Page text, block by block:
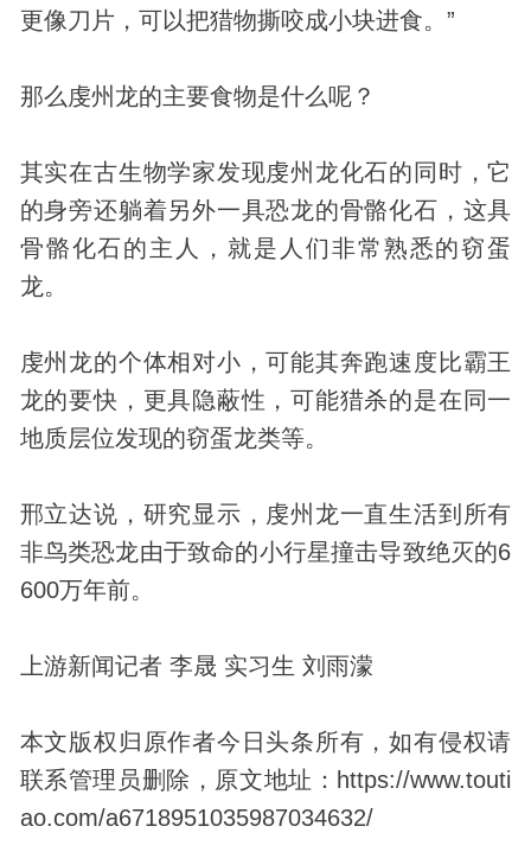
更像刀片，可以把猎物撕咬成小块进食。”
那么虔州龙的主要食物是什么呢？
其实在古生物学家发现虔州龙化石的同时，它
的身旁还躺着另外一具恐龙的骨骼化石，这具
骨骼化石的主人，就是人们非常熟悉的窃蛋
龙。
虔州龙的个体相对小，可能其奔跑速度比霸王
龙的要快，更具隐蔽性，可能猎杀的是在同一
地质层位发现的窃蛋龙类等。
邢立达说，研究显示，虔州龙一直生活到所有
非鸟类恐龙由于致命的小行星撞击导致绝灭的6
600万年前。
上游新闻记者 李晟 实习生 刘雨濛
本文版权归原作者今日头条所有，如有侵权请
联系管理员删除，原文地址：https://www.touti
ao.com/a6718951035987034632/